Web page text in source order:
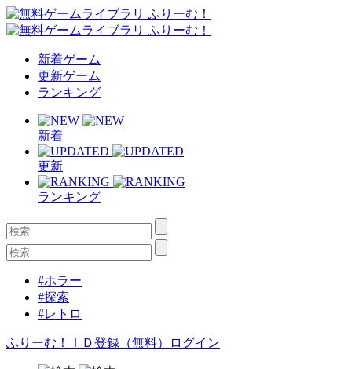
新着ゲーム
更新ゲーム
ランキング
新着
更新
ランキング
#ホラー
#探索
#レトロ
ふりーむ！ＩＤ登録（無料） ログイン